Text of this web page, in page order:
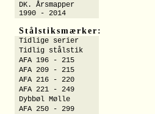
DK. Årsmapper
1990 - 2014
Stålstiksmærker:
Tidlige serier
Tidlig stålstik
AFA 196 - 215
AFA 209 - 215
AFA 216 - 220
AFA 221 - 249
Dybbøl Mølle
AFA 250 - 299